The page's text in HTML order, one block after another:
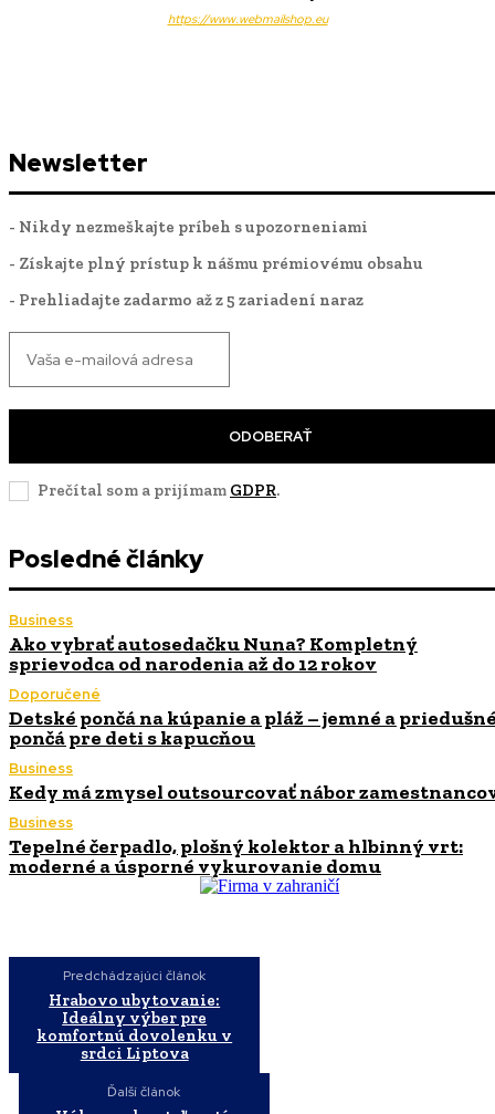
https://www.webmailshop.eu
Newsletter
- Nikdy nezmeškajte príbeh s upozorneniami
- Získajte plný prístup k nášmu prémiovému obsahu
- Prehliadajte zadarmo až z 5 zariadení naraz
ODOBERAŤ
Prečítal som a prijímam GDPR.
Posledné články
Business
Ako vybrať autosedačku Nuna? Kompletný
sprievodca od narodenia až do 12 rokov
Doporučené
Detské pončá na kúpanie a pláž – jemné a
pončá pre deti s kapucňou
Business
Kedy má zmysel outsourcovať nábor
Business
Tepelné čerpadlo, plošný kolektor a hlbinný vrt:
moderné a úsporné vykurovanie domu
Predchádzajúci článok
Hrabovo ubytovanie:
Ideálny výber pre
komfortnú dovolenku v
srdci Liptova
Ďalší článok